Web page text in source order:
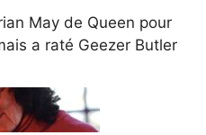
May de Queen pour
a raté Geezer Butler